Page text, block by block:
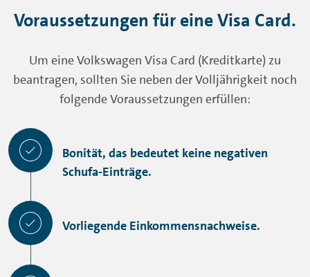
Bargeldauszahlungen pro
Eurowährungsland, wenn Sie als
Kontoinhaber ein auf Ihren Namen
bestehendes Girokonto bei der Volkswagen
Girokonto als Einzugsverbindung beim Visa
Card Kreditkartenkonto hinterlegt haben, gilt
ab der 5. Bargeldauszahlung pro
Abrechnungsmonat mit der Visa Card
(Kreditkarte) ein Bargeldauszahlungsentgelt
am Geldausgabeautomaten/Bankschaltern
Voraussetzungen für eine Visa Card.
Um eine Volkswagen Visa Card (Kreditkarte) zu
beantragen, sollten Sie neben der Volljährigkeit noch
folgende Voraussetzungen erfüllen:
Bonität, das bedeutet keine negativen
Schufa-Einträge.
Vorliegende Einkommensnachweise.